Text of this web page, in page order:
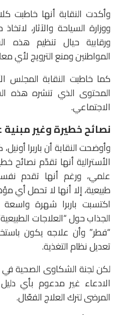
وأكدت النقابة أنها خاطبت
ووزارة السياحة والآثار،
ورقابية حيال تنظيم هذه
المواطنين ومنع الترويج لأي
كما خاطبت النقابة المجلس
المحتوى الذي تنشره هذه
الاجتماعي.
نصائح خطيرة وغير
وأوضحت النقابة أن باربرا
الأسترالية أنها تقدّم نصائح
علمي، ورغم أنها تقدم
طبيعية، إلا أنها لا تحمل أي
اكتسبت باربرا شهرة واسعة
الجذاب حول “العلاجات
“فطر” وأن علاجه يكون
تعديل نظام التغذية.
لكن لجنة الشكاوى الصحية
الادعاء غير مدعوم بأي
المرضى لترك العلاج الفعّال.